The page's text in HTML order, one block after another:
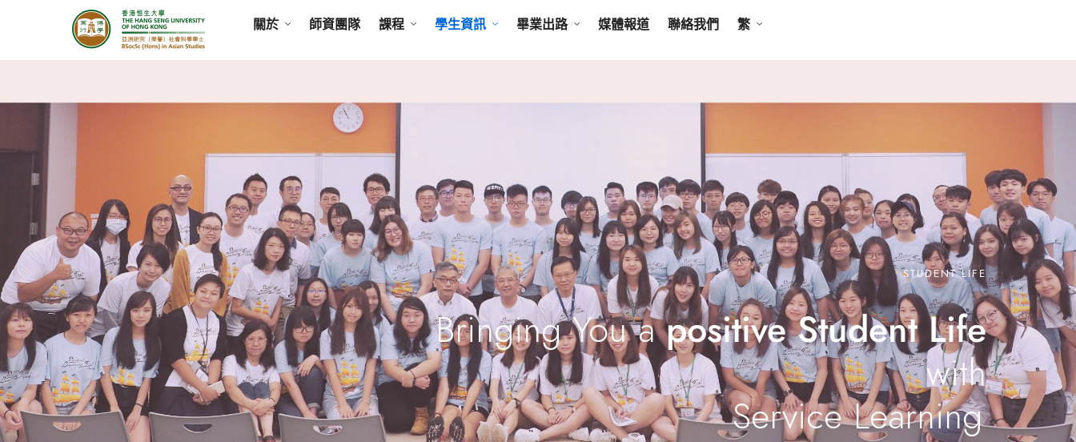
關於 師資團隊 課程 學生資訊 畢業出路 媒體報道 聯絡我們 繁
STUDENT LIFE
Bringing You apositive Student Life
with
Service Learning|